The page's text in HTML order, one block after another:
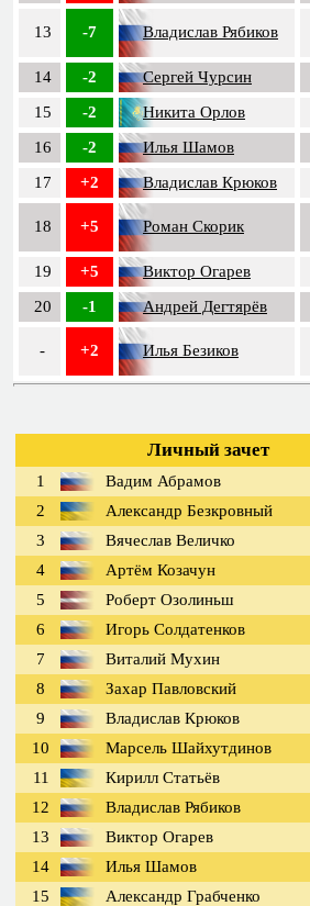
13 -7 Владислав Рябиков
14
-2 Сергей Чурсин
15
-2 Никита Орлов
16
-2 Илья Шамов
17
+2 Владислав Крюков
18 +5 Роман Скорик
19
+5 Виктор Огарев
20
-1 Андрей Дегтярёв
- +2 Илья Безиков
Личный зачет
1 Вадим Абрамов
2
Александр Безкровный
3
Вячеслав Величко
4
Артём Козачун
5
Роберт Озолиньш
6
Игорь Солдатенков
7
Виталий Мухин
8
Захар Павловский
9
Владислав Крюков
10
Марсель Шайхутдинов
11
Кирилл Статьёв
12
Владислав Рябиков
13
Виктор Огарев
14
Илья Шамов
15
Александр Грабченко